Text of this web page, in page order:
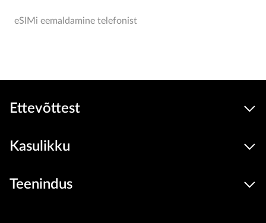
eSIMi eemaldamine telefonist
Ettevõttest
Kasulikku
Teenindus